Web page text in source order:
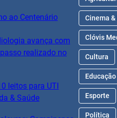
ao Centenário
avança com
realizado no
leitos para UTI
& Saúde
Cinema
Clóvis
Cultura
Educação
Esporte
Política